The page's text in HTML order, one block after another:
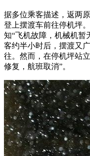
据多位乘客描述，返两
登上摆渡车前往停机坪
知“飞机故障，机械机暂
客约半小时后，摆渡又
往。然而，在停机坪站
修复，航班取消”。